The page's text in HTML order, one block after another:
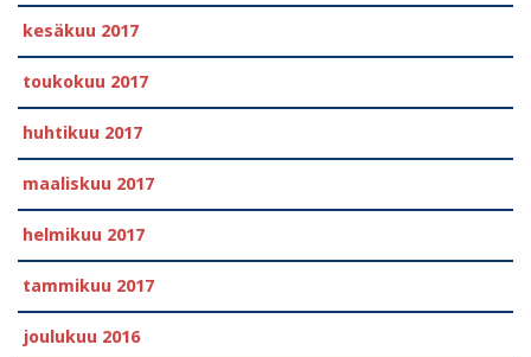
kesäkuu 2017
toukokuu 2017
huhtikuu 2017
maaliskuu 2017
helmikuu 2017
tammikuu 2017
joulukuu 2016